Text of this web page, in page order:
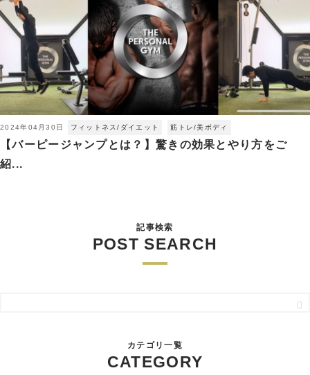
2024年04月30日 フィットネス/ダイエット 筋トレ/美ボディ
【バーピージャンプとは？】驚きの効果とやり方をご
紹...
記事検索
POST SEARCH
カテゴリ一覧
CATEGORY